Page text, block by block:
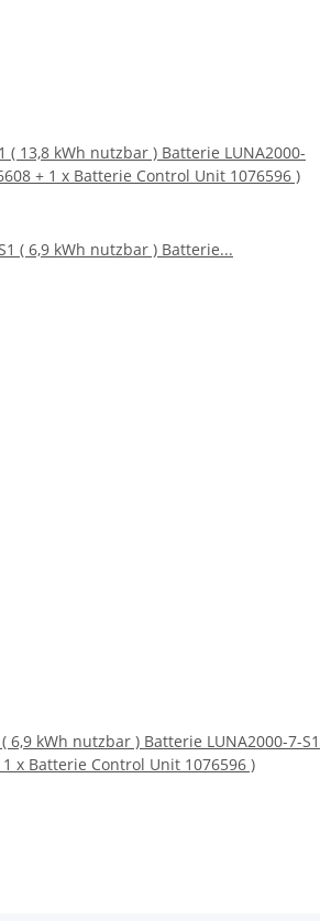
( 13,8 kWh nutzbar ) Batterie LUNA2000-
+ 1 x Batterie Control Unit 1076596 )
6,9 kWh nutzbar ) Batterie LUNA2000-7-S1
x Batterie Control Unit 1076596 )